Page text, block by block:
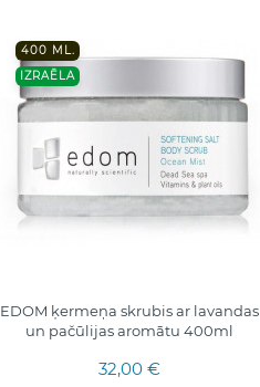
400 ML.
IZRAĒLA
EDOM ķermeņa skrubis ar lavandas
un pačūlijas aromātu 400ml
32,00 €